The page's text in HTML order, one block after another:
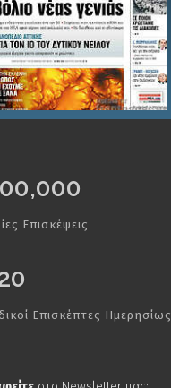
Επισκέψεις
Επισκέπτες Ημερησίως